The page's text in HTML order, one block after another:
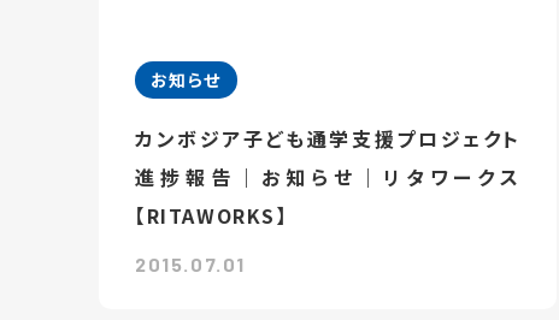
お知らせ
カンボジア子ども通学支援プロジェクト
進捗報告｜お知らせ｜リタワークス
【RITAWORKS】
2015.07.01